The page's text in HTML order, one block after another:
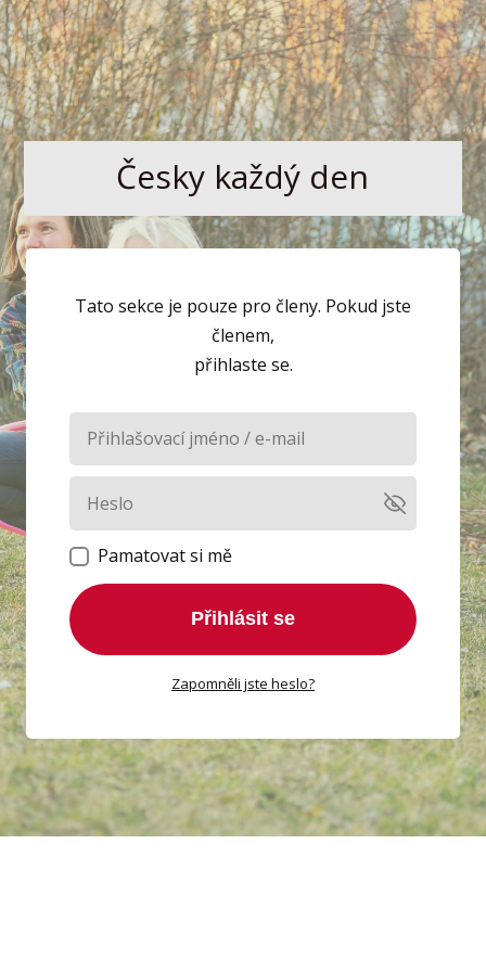
Česky každý den
Tato sekce je pouze pro členy. Pokud jste
členem,
přihlaste se.
Pamatovat si mě
Přihlásit se
Zapomněli jste heslo?